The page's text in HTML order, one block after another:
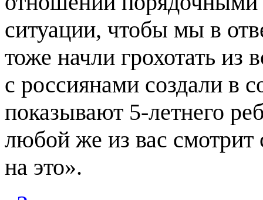
ситуации, чтобы мы в
тоже начли грохотать
с россиянами создали в
показывают 5-летнего
любой же из вас смотрит
на это».